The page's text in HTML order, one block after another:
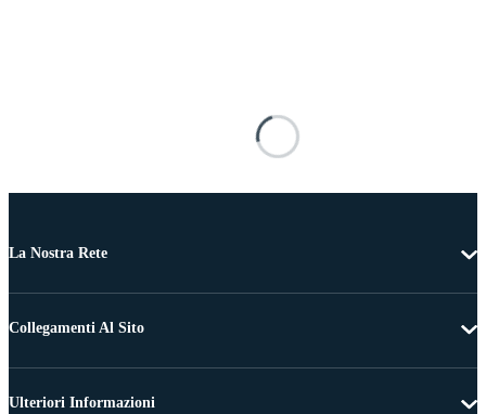
La Nostra Rete
Collegamenti Al Sito
Ulteriori Informazioni